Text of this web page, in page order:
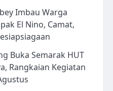
Imbau Warga
El Nino, Camat,
Buka Semarak HUT
Rangkaian Kegiatan